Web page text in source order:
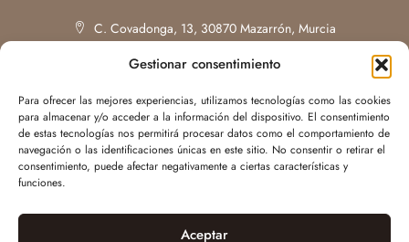
Gestionar consentimiento
Para ofrecer las mejores experiencias, utilizamos tecnologías como las cookies
para almacenar y/o acceder a la información del dispositivo. El consentimiento
de estas tecnologías nos permitirá procesar datos como el comportamiento de
navegación o las identificaciones únicas en este sitio. No consentir o retirar el
consentimiento, puede afectar negativamente a ciertas características y
funciones.
Aceptar
C. Covadonga, 13, 30870 Mazarrón, Murcia
637 32 53 62
L - V 09:30 - 14:00 y 16:00 - 19:30
Sábados: con cita previa